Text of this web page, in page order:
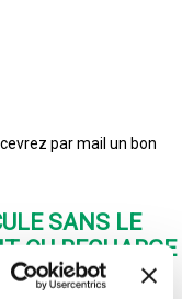
par mail un bon
SANS LE
OU RECHARGE